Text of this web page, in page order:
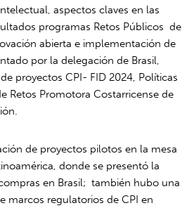
aspectos claves en las
programas Retos Públicos de
abierta e implementación de
por la delegación de Brasil,
proyectos CPI- FID 2024, Políticas
Retos Promotora Costarricense de
de proyectos pilotos en la mesa
donde se presentó la
en Brasil; también hubo una
marcos regulatorios de CPI en